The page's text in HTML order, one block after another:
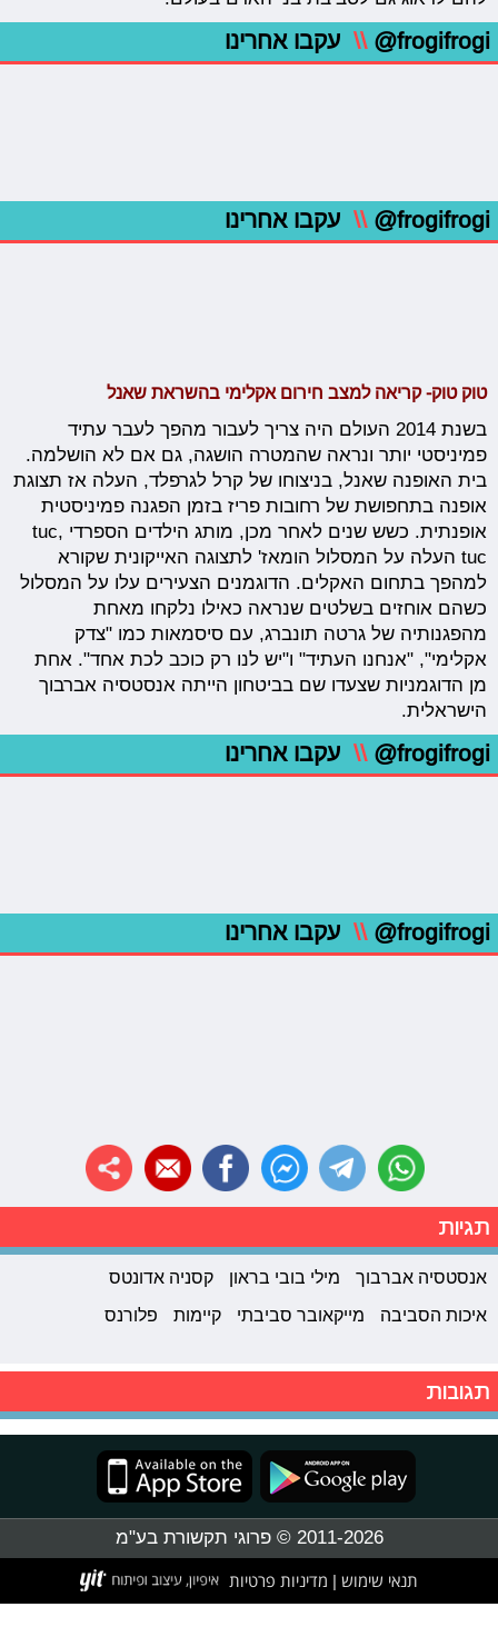
@frogifrogi
\\ עקבו אחרינו
@frogifrogi
\\ עקבו אחרינו
טוק טוק- קריאה למצב חירום אקלימי בהשראת שאנל
בשנת 2014 העולם היה צריך לעבור מהפך לעבר עתיד
פמיניסטי יותר ונראה שהמטרה הושגה, גם אם לא הושלמה.
בית האופנה שאנל, בניצוחו של קרל לגרפלד, העלה אז תצוגת
אופנה בתחפושת של רחובות פריז בזמן הפגנה פמיניסטית
אופנתית. כשש שנים לאחר מכן, מותג הילדים הספרדי ,tuc
tuc העלה על המסלול הומאז' לתצוגה האייקונית שקורא
למהפך בתחום האקלים. הדוגמנים הצעירים עלו על המסלול
כשהם אוחזים בשלטים שנראה כאילו נלקחו מאחת
מהפגנותיה של גרטה תונברג, עם סיסמאות כמו "צדק
אקלימי", "אנחנו העתיד" ו"יש לנו רק כוכב לכת אחד". אחת
מן הדוגמניות שצעדו שם בביטחון הייתה אנסטסיה אברבוך
הישראלית.
@frogifrogi
\\ עקבו אחרינו
@frogifrogi
\\ עקבו אחרינו
תגיות
אנסטסיה אברבוך מילי בובי בראון
קסניה אדונטס
איכות הסביבה
מייקאובר סביבתי קיימות פלורנס
תגובות
2011-2026 © פרוגי תקשורת בע"מ
תנאי שימוש מדיניות פרטיות